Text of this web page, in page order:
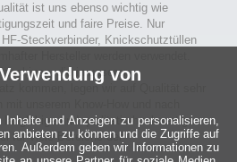
ist uns ebenso wichtig wie
und faire Preise. Nur
Steckverbinder, Knickschutztüllen
die in unserer
kommen, legen wir auf Qualität sehr
unserem Know-How und nach
und qualitativ hochwertige
für viele Bereiche der
von
und Anzeigen zu personalisieren,
anbieten zu können und die Zugriffe auf
Außerdem geben wir Informationen zu